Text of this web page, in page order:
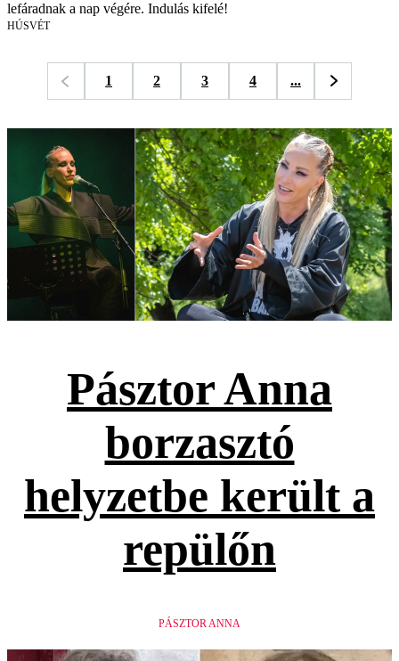
lefáradnak a nap végére. Indulás kifelé!
HÚSVÉT
1 2 3 4 ...
Pásztor Anna
borzasztó
helyzetbe került a
repülőn
PÁSZTOR ANNA